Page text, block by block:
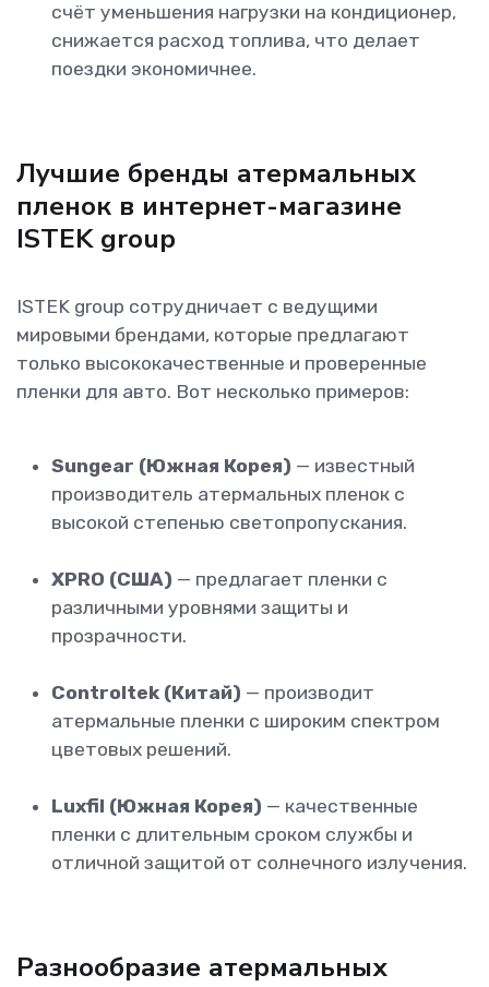
счёт уменьшения нагрузки на кондиционер,
снижается расход топлива, что делает
поездки экономичнее.
Лучшие бренды атермальных
пленок в интернет-магазине
ISTEK group
ISTEK group сотрудничает с ведущими
мировыми брендами, которые предлагают
только высококачественные и проверенные
пленки для авто. Вот несколько примеров:
Sungear (Южная Корея) — известный
производитель атермальных пленок с
высокой степенью светопропускания.
XPRO (США) — предлагает пленки с
различными уровнями защиты и
прозрачности.
Controltek (Китай) — производит
атермальные пленки с широким спектром
цветовых решений.
Luxfil (Южная Корея) — качественные
пленки с длительным сроком службы и
отличной защитой от солнечного излучения.
Разнообразие атермальных